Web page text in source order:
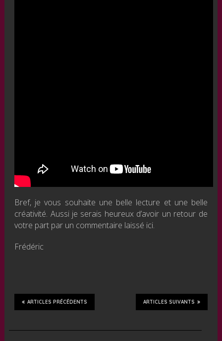
Bref, je vous souhaite une belle lecture et une belle
créativité. Aussi je serais heureux d’avoir un retour de
votre part par un commentaire laissé ici.
Frédéric
ARTICLES SUIVANTS
ARTICLES PRÉCÉDENTS